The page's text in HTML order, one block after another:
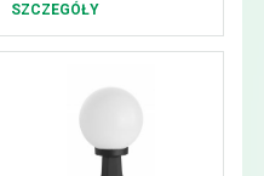
SZCZEGÓŁY